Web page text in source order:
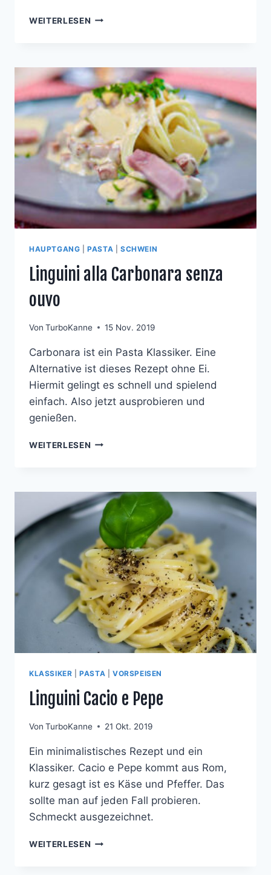
WEITERLESEN ZWEIERLEI
AN
TAGLIATELLE
HAUPTGANG |PASTA SCHWEIN
Linguini alla Carbonara senza
ouvo
Von TurboKanne 15 Nov. 2019
Carbonara ist ein Pasta Klassiker. Eine
Alternative ist dieses Rezept ohne Ei.
Hiermit gelingt es schnell und spielend
einfach. Also jetzt ausprobieren und
genießen.
WEITERLESEN LINGUINI
OUVO
KLASSIKER |PASTA VORSPEISEN
Linguini Cacio e Pepe
Von TurboKanne 21 Okt. 2019
Ein minimalistisches Rezept und ein
Klassiker. Cacio e Pepe kommt aus Rom,
kurz gesagt ist es Käse und Pfeffer. Das
sollte man auf jeden Fall probieren.
Schmeckt ausgezeichnet.
WEITERLESEN LINGUINI